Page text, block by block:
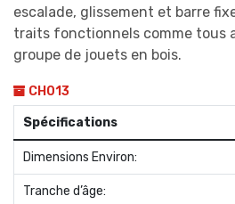
escalade, glissement et barre
traits fonctionnels comme tous
groupe de jouets en bois.
CH013
Spécifications
Dimensions Environ:
Tranche d’âge: